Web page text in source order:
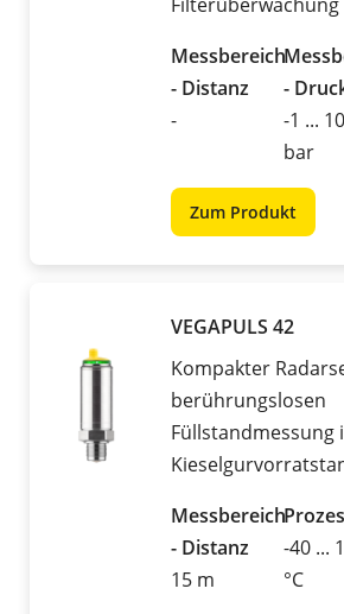
Messbereich
- Distanz
-
-
-1 ...
bar
Zum Produkt
VEGAPULS 42
Kompakter
berührungslosen
Füllstandmessung
Messbereich
- Distanz
15 m
-40 ...
°C